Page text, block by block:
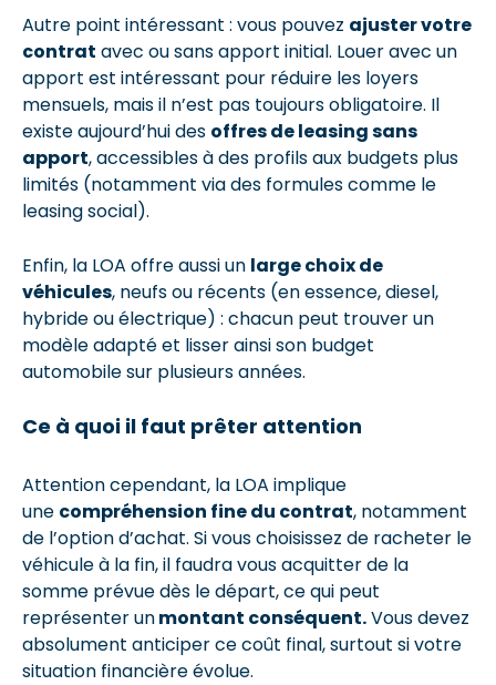
Autre point intéressant : vous pouvez ajuster votre
contrat avec ou sans apport initial. Louer avec un
apport est intéressant pour réduire les loyers
mensuels, mais il n’est pas toujours obligatoire. Il
existe aujourd’hui des offres de leasing sans
apport, accessibles à des profils aux budgets plus
limités (notamment via des formules comme le
leasing social).
Enfin, la LOA offre aussi un large choix de
véhicules, neufs ou récents (en essence, diesel,
hybride ou électrique) : chacun peut trouver un
modèle adapté et lisser ainsi son budget
automobile sur plusieurs années.
Ce à quoi il faut prêter attention
Attention cependant, la LOA implique
une compréhension fine du contrat, notamment
de l’option d’achat. Si vous choisissez de racheter le
véhicule à la fin, il faudra vous acquitter de la
somme prévue dès le départ, ce qui peut
représenter unmontant conséquent.Vous devez
absolument anticiper ce coût final, surtout si votre
situation financière évolue.